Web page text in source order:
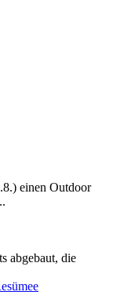
einen Outdoor
abgebaut, die